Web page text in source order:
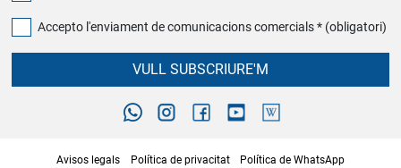
Accepto l'enviament de comunicacions comercials * (obligatori)
VULL SUBSCRIURE'M
Avisos legals Política de privacitat
Política de WhatsApp